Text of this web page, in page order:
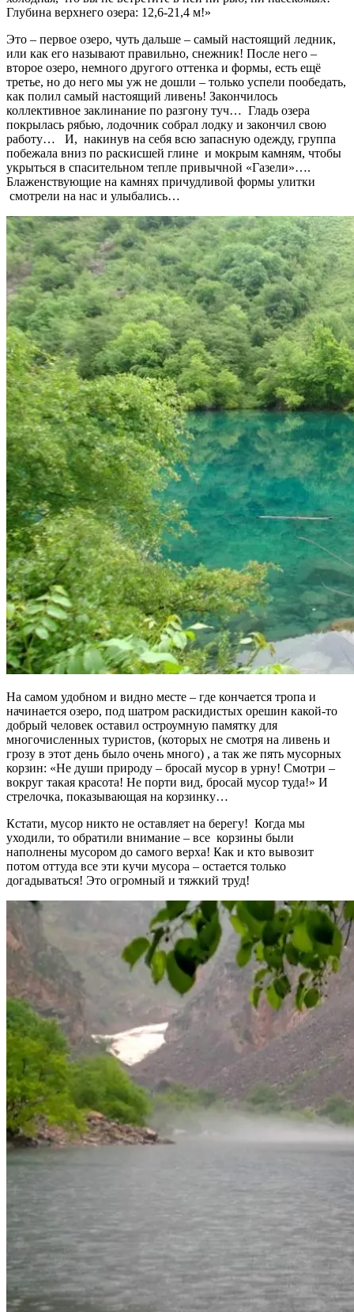
Глубина верхнего озера: 12,6-21,4 м!»
Это – первое озеро, чуть дальше – самый настоящий ледник,
или как его называют правильно, снежник! После него –
второе озеро, немного другого оттенка и формы, есть ещё
третье, но до него мы уж не дошли – только успели пообедать,
как полил самый настоящий ливень! Закончилось
коллективное заклинание по разгону туч… Гладь озера
покрылась рябью, лодочник собрал лодку и закончил свою
работу… И, накинув на себя всю запасную одежду, группа
побежала вниз по раскисшей глине и мокрым камням, чтобы
укрыться в спасительном тепле привычной «Газели»….
Блаженствующие на камнях причудливой формы улитки
смотрели на нас и улыбались…
На самом удобном и видно месте – где кончается тропа и
начинается озеро, под шатром раскидистых орешин какой-то
добрый человек оставил остроумную памятку для
многочисленных туристов, (которых не смотря на ливень и
грозу в этот день было очень много) , а так же пять мусорных
корзин: «Не души природу – бросай мусор в урну! Смотри –
вокруг такая красота! Не порти вид, бросай мусор туда!» И
стрелочка, показывающая на корзинку…
Кстати, мусор никто не оставляет на берегу! Когда мы
уходили, то обратили внимание – все корзины были
наполнены мусором до самого верха! Как и кто вывозит
потом оттуда все эти кучи мусора – остается только
догадываться! Это огромный и тяжкий труд!